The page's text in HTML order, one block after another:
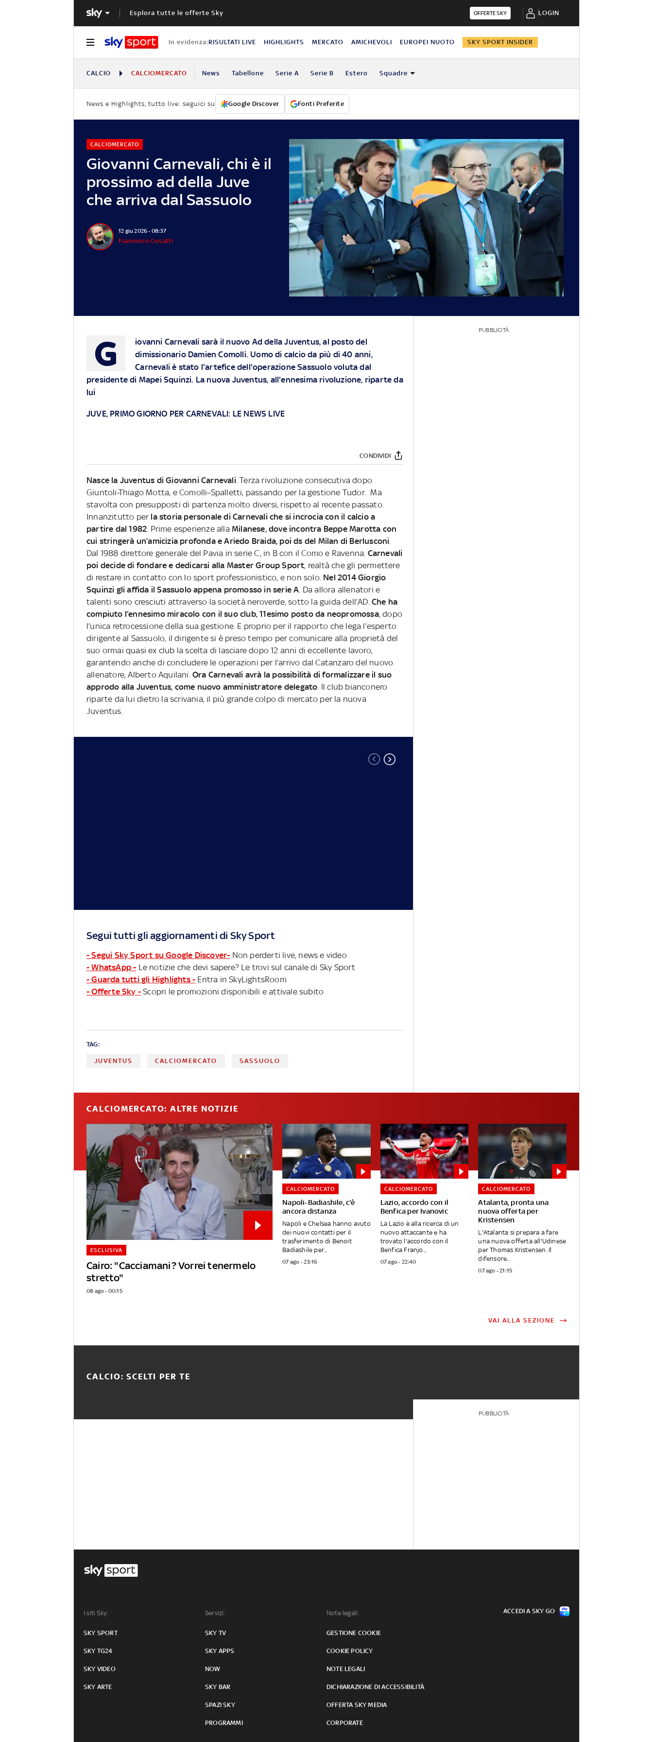
Esplora tutte le offerte Sky OFFERTE SKY LOGIN
In evidenza:RISULTATI LIVE HIGHLIGHTS MERCATO AMICHEVOLI EUROPEI NUOTO SKY SPORT INSIDER
CALCIO CALCIOMERCATO News Tabellone Serie A Serie B Estero Squadre
News e Highlights, tutto live: seguici su Google Discover Fonti Preferite
Giovanni Carnevali, chi è il
prossimo ad della Juve
che arriva dal Sassuolo
CALCIOMERCATO
12 giu 2026 - 08:37
Francesco Cosatti
G
iovanni Carnevali sarà il nuovo Ad della Juventus, al posto del
dimissionario Damien Comolli. Uomo di calcio da più di 40 anni,
Carnevali è stato l'artefice dell'operazione Sassuolo voluta dal
presidente di Mapei Squinzi. La nuova Juventus, all'ennesima rivoluzione, riparte da
lui
JUVE, PRIMO GIORNO PER CARNEVALI: LE NEWS LIVE
CONDIVIDI
Nasce la Juventus di Giovanni Carnevali. Terza rivoluzione consecutiva dopo
Giuntoli-Thiago Motta, e Comolli–Spalletti, passando per la gestione Tudor. Ma
stavolta con presupposti di partenza molto diversi, rispetto al recente passato.
Innanzitutto per la storia personale di Carnevali che si incrocia con il calcio a
partire dal 1982. Prime esperienze allaMilanese, dove incontra Beppe Marotta con
cui stringerà un’amicizia profonda e Ariedo Braida, poi ds del Milan di Berlusconi.
Dal 1988 direttore generale del Pavia in serie C, in B con il Como e Ravenna. Carnevali
poi decide di fondare e dedicarsi alla Master Group Sport, realtà che gli permettere
di restare in contatto con lo sport professionistico, e non solo. Nel 2014 Giorgio
Squinzi gli affida il Sassuolo appena promosso in serie A. Da allora allenatori e
talenti sono cresciuti attraverso la società neroverde, sotto la guida dell’AD. Che ha
compiuto l’ennesimo miracolo con il suo club, 11esimo posto da neopromossa, dopo
l’unica retrocessione della sua gestione. E proprio per il rapporto che lega l’esperto
dirigente al Sassuolo, il dirigente si è preso tempo per comunicare alla proprietà del
suo ormai quasi ex club la scelta di lasciare dopo 12 anni di eccellente lavoro,
garantendo anche di concludere le operazioni per l’arrivo dal Catanzaro del nuovo
allenatore, Alberto Aquilani. Ora Carnevali avrà la possibilità di formalizzare il suo
approdo alla Juventus, come nuovo amministratore delegato. Il club bianconero
riparte da lui dietro la scrivania, il più grande colpo di mercato per la nuova
Juventus.
Segui tutti gli aggiornamenti di Sky Sport
- Segui Sky Sport su Google Discover- Non perderti live, news e video
- WhatsApp - Le notizie che devi sapere? Le trovi sul canale di Sky Sport
- Guarda tutti gli Highlights - Entra in SkyLightsRoom
- Offerte Sky - Scopri le promozioni disponibili e attivale subito
TAG:
JUVENTUS CALCIOMERCATO SASSUOLO
PUBBLICITÀ
CALCIOMERCATO: ALTRE NOTIZIE
Cairo: "Cacciamani? Vorrei tenermelo
stretto"
ESCLUSIVA
08 ago - 00:15
Napoli-Badiashile, c'è
ancora distanza
CALCIOMERCATO
Napoli e Chelsea hanno avuto
dei nuovi contatti per il
trasferimento di Benoit
Badiashile per...
07 ago - 23:16
Lazio, accordo con il
Benfica per Ivanovic
CALCIOMERCATO
La Lazio è alla ricerca di un
nuovo attaccante e ha
trovato l'accordo con il
Benfica Franjo...
07 ago - 22:40
Atalanta, pronta una
nuova offerta per
Kristensen
CALCIOMERCATO
L'Atalanta si prepara a fare
una nuova offerta all'Udinese
per Thomas Kristensen. Il
difensore...
07 ago - 21:15
VAI ALLA SEZIONE
CALCIO: SCELTI PER TE
PUBBLICITÀ
I siti Sky:
SKY SPORT
SKY TG24
SKY VIDEO
SKY ARTE
Servizi:
SKY TV
SKY APPS
NOW
SKY BAR
SPAZI SKY
PROGRAMMI
Note legali:
GESTIONE COOKIE
COOKIE POLICY
NOTE LEGALI
DICHIARAZIONE DI ACCESSIBILITÀ
OFFERTA SKY MEDIA
CORPORATE
ACCEDI A SKY GO